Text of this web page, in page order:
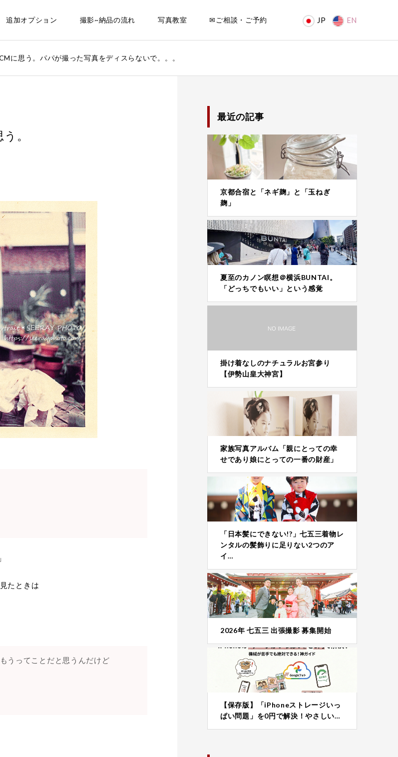
追加オプション 撮影~納品の流れ 写真教室 ✉ご相談・ご予約 JP EN
に思う。パパが撮った写真をディスらないで。。。
。
たときは
うってことだと思うんだけど
最近の記事
京都合宿と「ネギ麹」と「玉ねぎ
麹」
夏至のカノン瞑想＠横浜BUNTAI。
「どっちでもいい」という感覚
掛け着なしのナチュラルお宮参り
【伊勢山皇大神宮】
家族写真アルバム「親にとっての幸
せであり娘にとっての一番の財産」
「日本髪にできない!?」七五三着物レ
ンタルの髪飾りに足りない2つのア
イ…
2026年 七五三 出張撮影 募集開始
【保存版】「iPhoneストレージいっ
ぱい問題」を0円で解決！やさしい…